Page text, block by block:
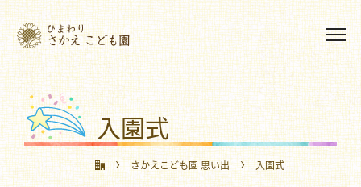
入園式
さかえこども園 思い出 入園式